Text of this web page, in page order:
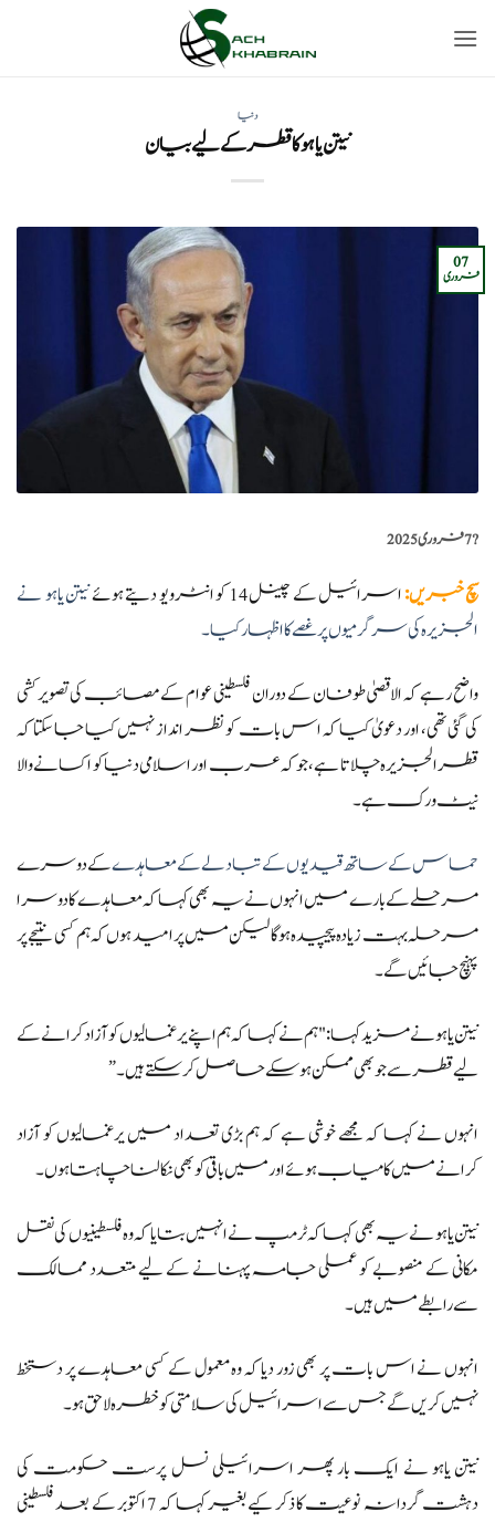
دنیا
نیتن یاہو کا قطر کے لیے بیان
07
فروری
?️7 فروری 2025
سچ خبریں:اسرائیل کے چینل 14 کو انٹرویو دیتے ہوئے
نیتن یاہو نے
الجزیرہ کی سرگرمیوں پر غصے کا اظہار کیا۔
واضح رہے کہ الاقصیٰ طوفان کے دوران فلسطینی عوام کے مصائب کی تصویر کشی
کی گئی تھی، اور دعویٰ کیا کہ اس بات کو نظر انداز نہیں کیا جا سکتا کہ
قطر الجزیرہ چلاتا ہے، جو کہ عرب اور اسلامی دنیا کو اکسانے والا
نیٹ ورک ہے۔
حماس کے ساتھ قیدیوں کے تبادلے کے معاہدےکے دوسرے
مرحلے کے بارے میں انہوں نے یہ بھی کہا کہ معاہدے کا دوسرا
مرحلہ بہت زیادہ پیچیدہ ہو گا لیکن میں پر امید ہوں کہ ہم کسی نتیجے پر
پہنچ جائیں گے۔
نیتن یاہو نے مزید کہا: "ہم نے کہا کہ ہم اپنے یرغمالیوں کو آزاد کرانے کے
لیے قطر سے جو بھی ممکن ہو سکے حاصل کر سکتے ہیں۔”
انہوں نے کہا کہ مجھے خوشی ہے کہ ہم بڑی تعداد میں یرغمالیوں کو آزاد
کرانے میں کامیاب ہوئے اور میں باقی کو بھی نکالنا چاہتا ہوں۔
نیتن یاہو نے یہ بھی کہا کہ ٹرمپ نے انہیں بتایا کہ وہ فلسطینیوں کی نقل
مکانی کے منصوبے کو عملی جامہ پہنانے کے لیے متعدد ممالک
سے رابطے میں ہیں۔
انہوں نے اس بات پر بھی زور دیا کہ وہ معمول کے کسی معاہدے پر دستخط
نہیں کریں گے جس سے اسرائیل کی سلامتی کو خطرہ لاحق ہو۔
نیتن یاہو نے ایک بار پھر اسرائیلی نسل پرست حکومت کی
دہشت گردانہ نوعیت کا ذکر کیے بغیر کہا کہ 7 اکتوبر کے بعد فلسطینی